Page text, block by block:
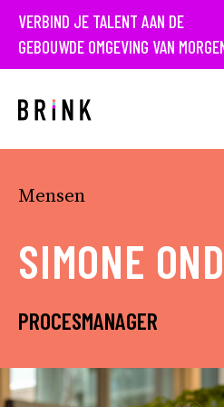
VERBIND JE TALENT AAN DE
GEBOUWDE OMGEVING VAN
Mensen
SIMONE
PROCESMANAGER